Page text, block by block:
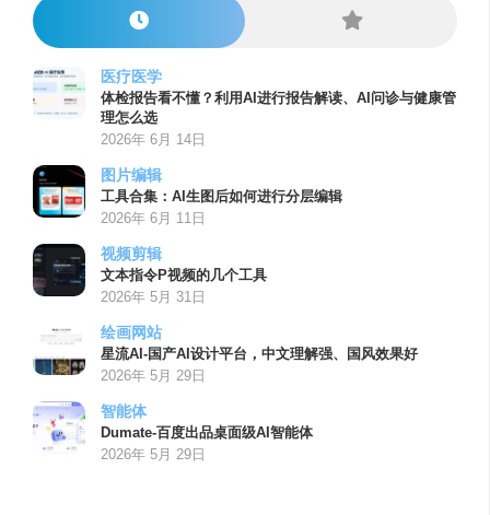
医疗医学
体检报告看不懂？利用AI进行报告解读、AI问诊与健康管
理怎么选
2026年 6月 14日
图片编辑
工具合集：AI生图后如何进行分层编辑
2026年 6月 11日
视频剪辑
文本指令P视频的几个工具
2026年 5月 31日
绘画网站
星流AI-国产AI设计平台，中文理解强、国风效果好
2026年 5月 29日
智能体
Dumate-百度出品桌面级AI智能体
2026年 5月 29日